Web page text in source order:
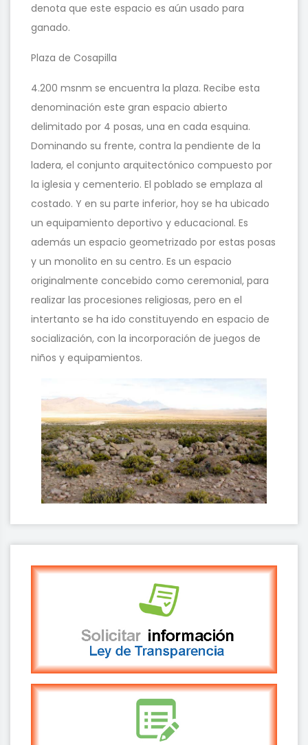
denota que este espacio es aún usado para
ganado.
Plaza de Cosapilla
4.200 msnm se encuentra la plaza. Recibe esta
denominación este gran espacio abierto
delimitado por 4 posas, una en cada esquina.
Dominando su frente, contra la pendiente de la
ladera, el conjunto arquitectónico compuesto por
la iglesia y cementerio. El poblado se emplaza al
costado. Y en su parte inferior, hoy se ha ubicado
un equipamiento deportivo y educacional. Es
además un espacio geometrizado por estas posas
y un monolito en su centro. Es un espacio
originalmente concebido como ceremonial, para
realizar las procesiones religiosas, pero en el
intertanto se ha ido constituyendo en espacio de
socialización, con la incorporación de juegos de
niños y equipamientos.